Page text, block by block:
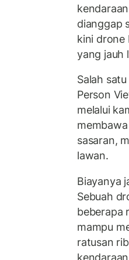
dianggap
kini drone
yang jauh
Salah
Person
melalui
sasaran,
lawan.
Biayanya
Sebuah
beberapa
mampu
ratusan